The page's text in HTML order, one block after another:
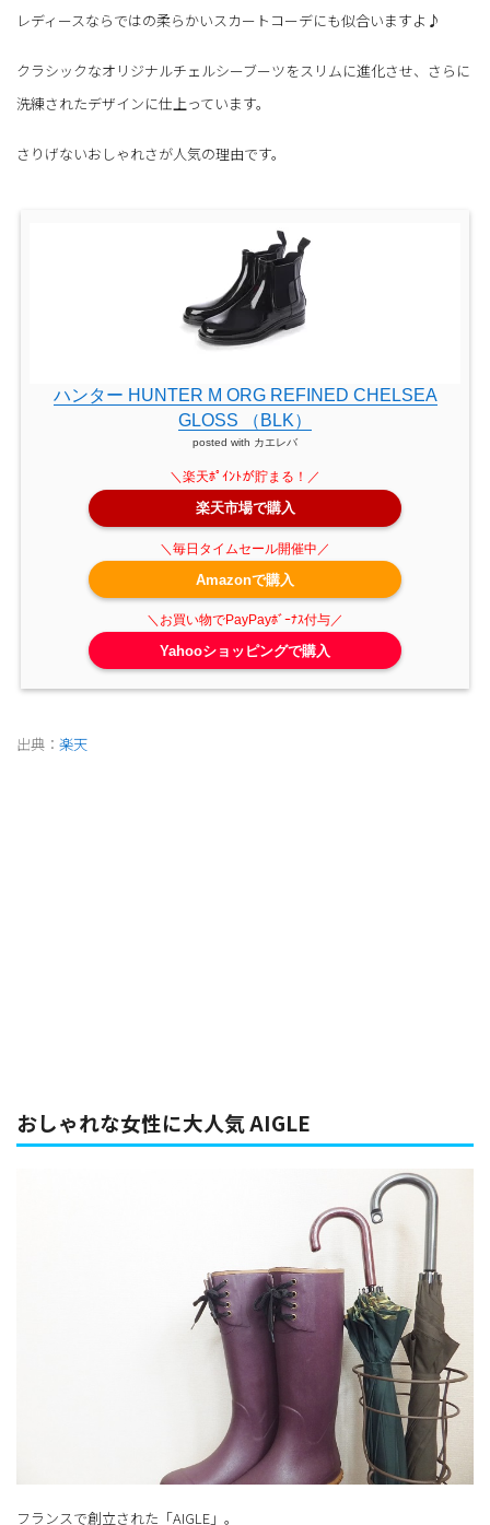
レディースならではの柔らかいスカートコーデにも似合いますよ♪
クラシックなオリジナルチェルシーブーツをスリムに進化させ、さらに
洗練されたデザインに仕上っています。
さりげないおしゃれさが人気の理由です。
ハンター HUNTER M ORG REFINED CHELSEA
GLOSS （BLK）
posted with カエレバ
楽天市場で購入
Amazonで購入
Yahooショッピングで購入
出典： 楽天
おしゃれな女性に大人気 AIGLE
フランスで創立された「AIGLE」。